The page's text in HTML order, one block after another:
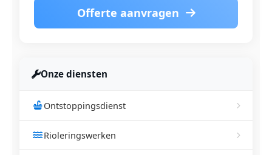
Offerte aanvragen
Onze diensten
Ontstoppingsdienst
Rioleringswerken